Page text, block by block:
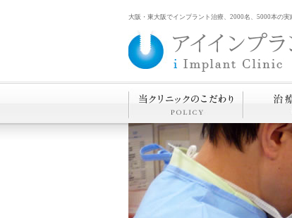
大阪・東大阪でインプラント治療、2000名、5000本の実